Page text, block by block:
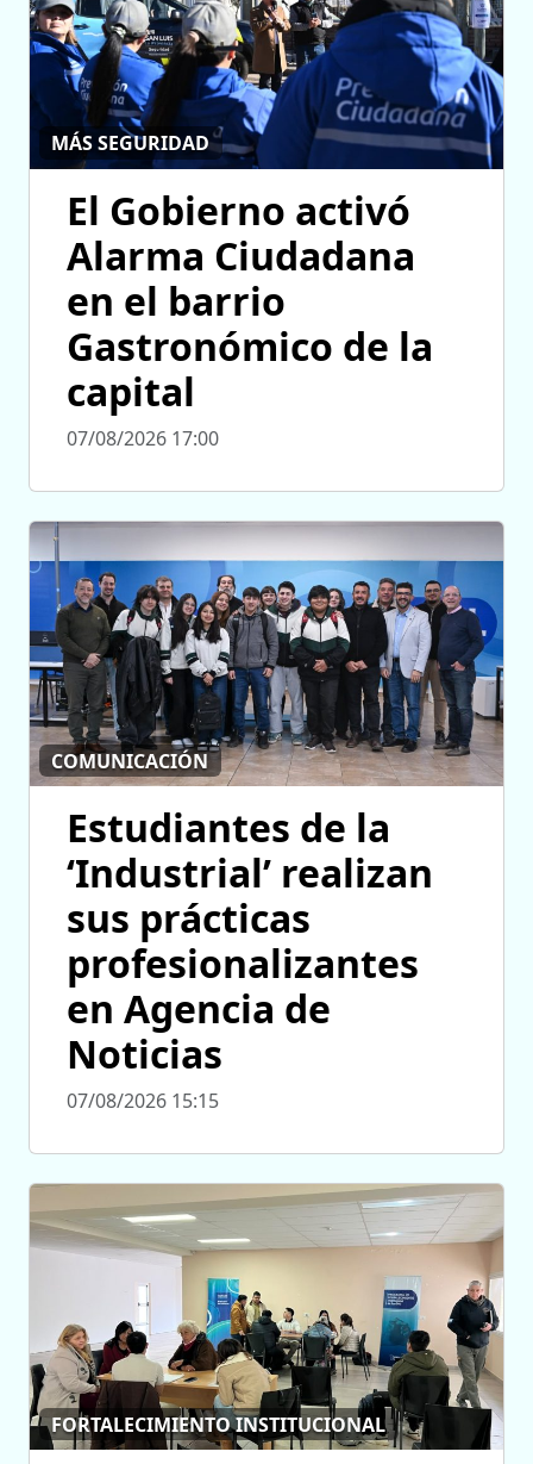
MÁS SEGURIDAD
El Gobierno activó
Alarma Ciudadana
en el barrio
Gastronómico de la
capital
07/08/2026 17:00
COMUNICACIÓN
Estudiantes de la
‘Industrial’ realizan
sus prácticas
profesionalizantes
en Agencia de
Noticias
07/08/2026 15:15
FORTALECIMIENTO INSTITUCIONAL